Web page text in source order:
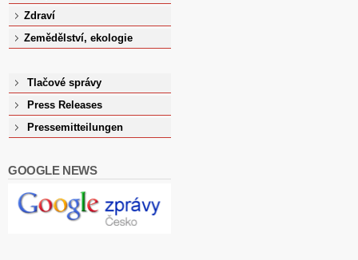
Zdraví
Zemědělství, ekologie
Tlačové správy
Press Releases
Pressemitteilungen
GOOGLE NEWS